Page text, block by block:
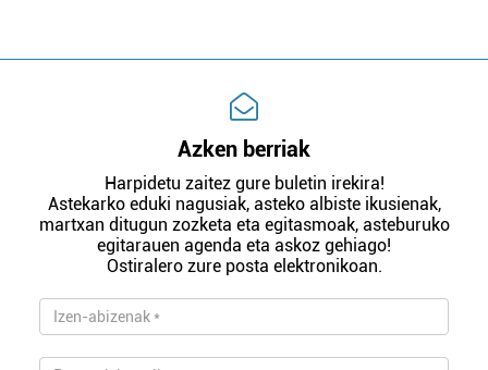
Azken berriak
Harpidetu zaitez gure buletin irekira!
Astekarko eduki nagusiak, asteko albiste ikusienak,
martxan ditugun zozketa eta egitasmoak, asteburuko
egitarauen agenda eta askoz gehiago!
Ostiralero zure posta elektronikoan.